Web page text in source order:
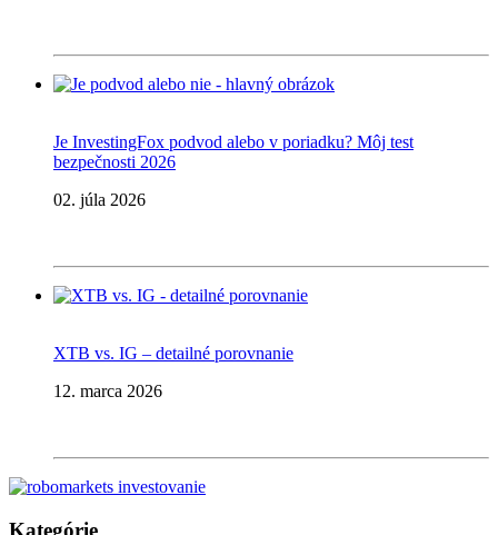
Je InvestingFox podvod alebo v poriadku? Môj test
bezpečnosti 2026
02. júla 2026
XTB vs. IG – detailné porovnanie
12. marca 2026
Kategórie